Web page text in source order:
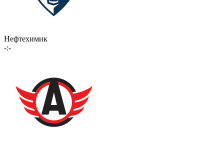
Нефтехимик
-:-